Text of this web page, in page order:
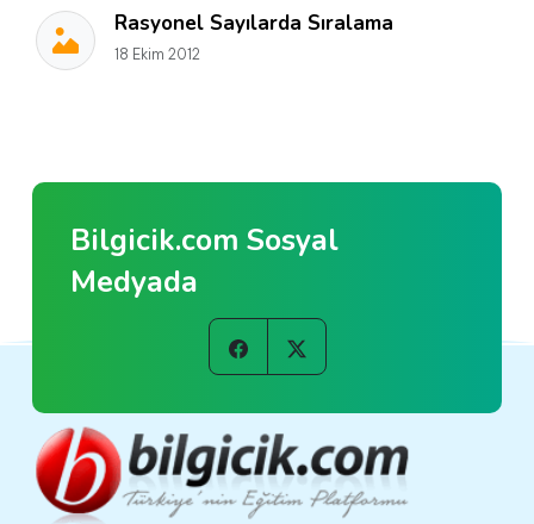
Rasyonel Sayılarda Sıralama
18 Ekim 2012
Bilgicik.com Sosyal
Medyada